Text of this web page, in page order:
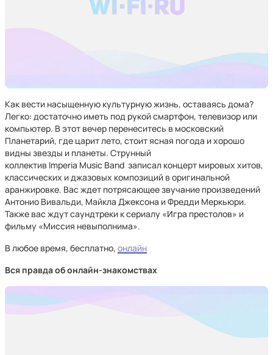
Как вести насыщенную культурную жизнь, оставаясь дома?
Легко: достаточно иметь под рукой смартфон, телевизор или
компьютер. В этот вечер перенеситесь в московский
Планетарий, где царит лето, стоит ясная погода и хорошо
видны звезды и планеты. Струнный
коллектив Imperia Music Band записал концерт мировых хитов,
классических и джазовых композиций в оригинальной
аранжировке. Вас ждет потрясающее звучание произведений
Антонио Вивальди, Майкла Джексона и Фредди Меркьюри.
Также вас ждут саундтреки к сериалу «Игра престолов» и
фильму «Миссия невыполнима».
В любое время, бесплатно, онлайн
Вся правда об онлайн-знакомствах